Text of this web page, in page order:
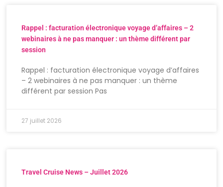
Rappel : facturation électronique voyage d’affaires – 2
webinaires à ne pas manquer : un thème différent par
session
Rappel : facturation électronique voyage d’affaires
– 2 webinaires à ne pas manquer : un thème
différent par session Pas
27 juillet 2026
Travel Cruise News – Juillet 2026